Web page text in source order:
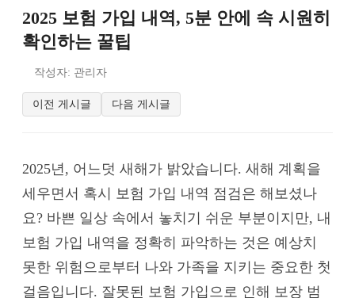
2025 보험 가입 내역, 5분 안에 속 시원히
확인하는 꿀팁
작성자: 관리자
이전 게시글 다음 게시글
2025년, 어느덧 새해가 밝았습니다. 새해 계획을
세우면서 혹시 보험 가입 내역 점검은 해보셨나
요? 바쁜 일상 속에서 놓치기 쉬운 부분이지만, 내
보험 가입 내역을 정확히 파악하는 것은 예상치
못한 위험으로부터 나와 가족을 지키는 중요한 첫
걸음입니다. 잘못된 보험 가입으로 인해 보장 범